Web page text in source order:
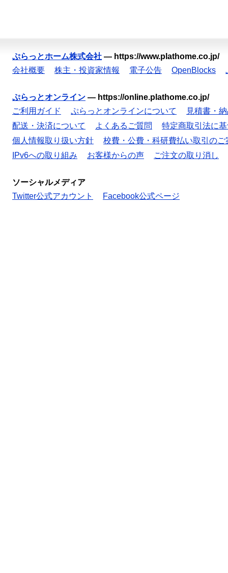
ぷらっとホーム株式会社 — https://www.plathome.co.jp/
会社概要
株主・投資家情報 電子公告 OpenBlocks
ぷらっとオンライン — https://online.plathome.co.jp/
ご利用ガイド
ぷらっとオンラインについて
見積書・
配送・決済について
よくあるご質問
特定商取引法に
個人情報取り扱い方針
校費・公費・科研費払い取引のご
IPv6への取り組み
お客様からの声 ご注文の取り消し
ソーシャルメディア
Twitter公式アカウント
Facebook公式ページ